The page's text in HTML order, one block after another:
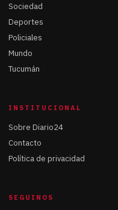
Sociedad
Deportes
Policiales
Mundo
Tucumán
INSTITUCIONAL
Sobre Diario24
Contacto
Política de privacidad
SEGUINOS